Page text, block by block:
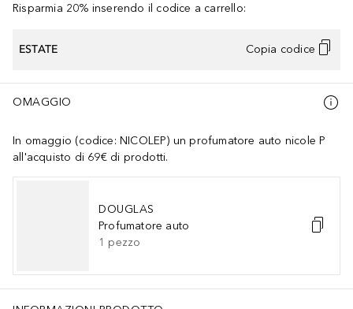
Risparmia 20% inserendo il codice a carrello:
ESTATE Copia codice
OMAGGIO
In omaggio (codice: NICOLEP) un profumatore auto nicole P
all'acquisto di 69€ di prodotti.
DOUGLAS
Profumatore auto
1 pezzo